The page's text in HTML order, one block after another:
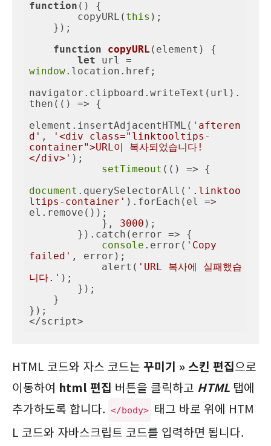
function ( ) {
        copyURL(
this );
function
copyURL ( element ) {
let
window.location.href;
navigator.clipboard.writeText(url).
then( () => {
element.insertAdjacentHTML( 'afteren
d' ,
'<div class="linktooltips-
container">URL이 복사되었습니다!
</div>' );
setTimeout ( () => {
document .querySelectorAll( '.linktoo
ltips-container' ).forEach( el
=>
el.remove());
            },
3000 );
        }).catch(
error => {
console .error( 'Copy
failed' , error);
            alert(
'URL 복사에 실패했습
니다.' );
});
</script>
HTML 코드와 자스 코드는 꾸미기 » 스킨 편집으로
이동하여 html 편집 버튼을 클릭하고 HTML 탭에
추가하도록 합니다. </body> 태그 바로 위에 HTM
L 코드와 자바스크립트 코드를 입력하면 됩니다.